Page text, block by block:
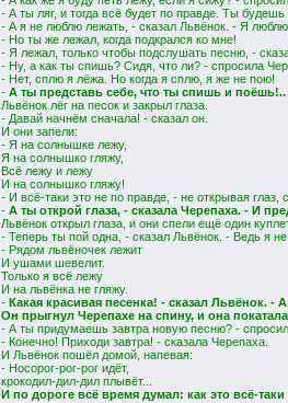
- А ты ляг, и тогда всё будет по правде. Ты
- А я не люблю лежать, - сказал Львёнок. - Я
- Но ты же лежал, когда подкрался ко мне!
- Я лежал, только чтобы подслушать песню, -
- Ну, а как ты спишь? Сидя, что ли? - спросила
- Нет, сплю я лёжа. Но когда я сплю, я же не пою!
-А ты представь себе, что ты спишь и поёшь!..
Львёнок лёг на песок и закрыл глаза.
- Давай начнём сначала! - сказал он.
И они запели:
- Я на солнышке лежу,
Я на солнышко гляжу,
Всё лежу и лежу
И на солнышко гляжу!
- И всё-таки это не по правде, - не открывая
- А ты открой глаза, - сказала Черепаха. - И
Львёнок открыл глаза, и они спели ещё один
- Теперь ты пой одна, - сказал Львёнок. - Ведь я
- Рядом львёночек лежит
И ушами шевелит.
Только я всё лежу
И на львёнка не гляжу.
-Какая красивая песенка! - сказал Львёнок. -
Он прыгнул Черепахе на спину, и она
- А ты придумаешь завтра новую песню? -
- Конечно! Приходи завтра! - сказала Черепаха.
И Львёнок пошёл домой, напевая:
- Носорог-рог-рог идёт,
крокодил-дил-дил плывёт...
И по дороге всё время думал: как это всё-